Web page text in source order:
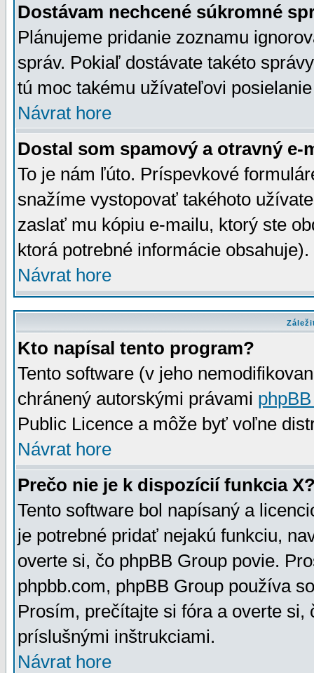
Dostávam nechcené súkromné
Plánujeme pridanie zoznamu
správ. Pokiaľ dostávate takéto
tú moc takému užívateľovi
Návrat hore
Dostal som spamový a otravný e-
To je nám ľúto. Príspevkové
snažíme vystopovať takéhoto
zaslať mu kópiu e-mailu, ktorý ste
ktorá potrebné informácie
Návrat hore
Kto napísal tento program?
Tento software (v jeho
chránený autorskými právami
Public Licence a môže byť voľne
Návrat hore
Prečo nie je k dispozícií funkcia
Tento software bol napísaný a
je potrebné pridať nejakú funkciu,
overte si, čo phpBB Group povie.
phpbb.com, phpBB Group používa
Prosím, prečítajte si fóra a overte
príslušnými inštrukciami.
Návrat hore